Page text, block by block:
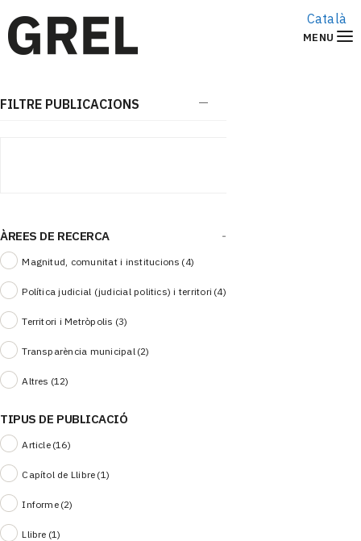
MENU
FILTRE PUBLICACIONS
ÀREES DE RECERCA -
Magnitud, comunitat i institucions (4)
Política judicial (judicial politics) i territori (4)
Territori i Metròpolis (3)
Transparència municipal (2)
Altres (12)
TIPUS DE PUBLICACIÓ
Article (16)
Capítol de Llibre (1)
Informe (2)
Llibre (1)
Català